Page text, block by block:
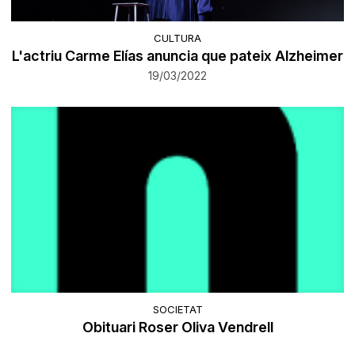
CULTURA
L'actriu Carme Elías anuncia que pateix Alzheimer
19/03/2022
SOCIETAT
Obituari Roser Oliva Vendrell